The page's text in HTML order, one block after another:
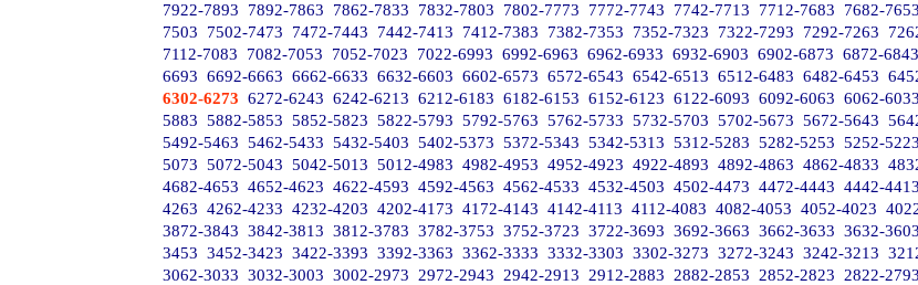
7922-7893
7892-7863 7862-7833 7832-7803 7802-7773 7772-7743 7742-7713 7712-7683 7682-7653
7503
7502-7473 7472-7443 7442-7413 7412-7383 7382-7353 7352-7323 7322-7293 7292-7263
7112-7083
7082-7053 7052-7023 7022-6993 6992-6963 6962-6933 6932-6903 6902-6873 6872-6843
6693 6692-6663 6662-6633 6632-6603 6602-6573 6572-6543 6542-6513 6512-6483 6482-6453
6302-6273 6272-6243 6242-6213 6212-6183 6182-6153 6152-6123 6122-6093 6092-6063 6062-6033
5883 5882-5853 5852-5823 5822-5793 5792-5763 5762-5733 5732-5703 5702-5673 5672-5643
5492-5463 5462-5433 5432-5403 5402-5373 5372-5343 5342-5313 5312-5283 5282-5253 5252-5223
5073 5072-5043 5042-5013 5012-4983 4982-4953 4952-4923 4922-4893 4892-4863 4862-4833
4682-4653 4652-4623 4622-4593 4592-4563 4562-4533 4532-4503 4502-4473 4472-4443 4442-4413
4263 4262-4233 4232-4203 4202-4173 4172-4143 4142-4113 4112-4083 4082-4053 4052-4023
3872-3843 3842-3813 3812-3783 3782-3753 3752-3723 3722-3693 3692-3663 3662-3633 3632-3603
3453 3452-3423 3422-3393 3392-3363 3362-3333 3332-3303 3302-3273 3272-3243 3242-3213
3062-3033 3032-3003 3002-2973 2972-2943 2942-2913 2912-2883 2882-2853 2852-2823 2822-2793